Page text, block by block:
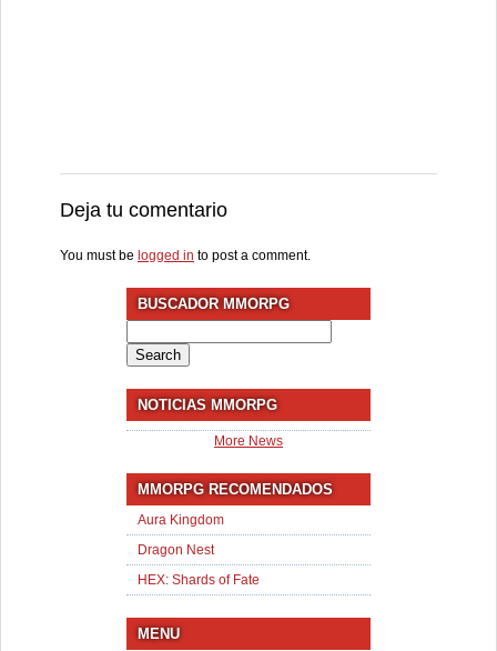
Deja tu comentario
You must be logged in to post a comment.
BUSCADOR MMORPG
for:
NOTICIAS MMORPG
More News
MMORPG RECOMENDADOS
Aura Kingdom
Dragon Nest
HEX: Shards of Fate
MENU